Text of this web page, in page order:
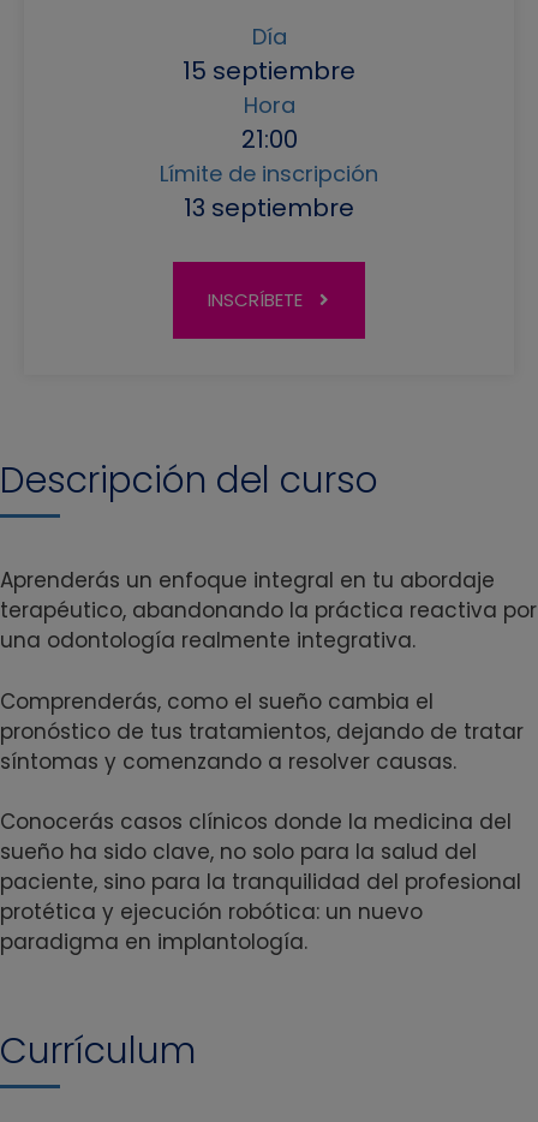
Día
15 septiembre
Hora
21:00
Límite de inscripción
13 septiembre
INSCRÍBETE
Descripción del curso
Aprenderás un enfoque integral en tu abordaje
terapéutico, abandonando la práctica reactiva por
una odontología realmente integrativa.
Comprenderás, como el sueño cambia el
pronóstico de tus tratamientos, dejando de tratar
síntomas y comenzando a resolver causas.
Conocerás casos clínicos donde la medicina del
sueño ha sido clave, no solo para la salud del
paciente, sino para la tranquilidad del profesional
protética y ejecución robótica: un nuevo
paradigma en implantología.
Currículum